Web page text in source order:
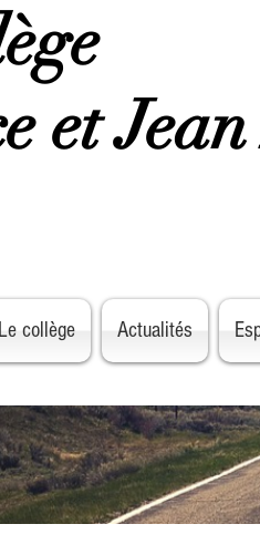
et
Le collège Actualités